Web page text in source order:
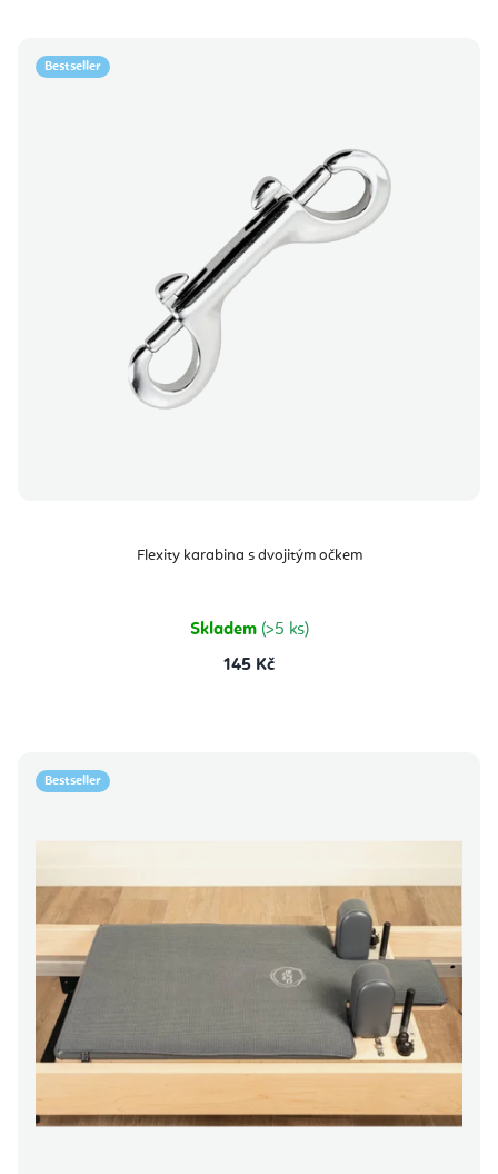
Bestseller
Flexity karabina s dvojitým očkem
Skladem (>5 ks)
145 Kč
Bestseller